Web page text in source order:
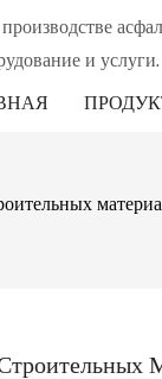
и услуги.